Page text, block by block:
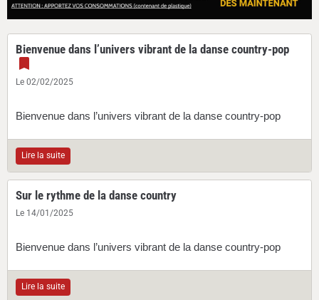
Bienvenue dans l’univers vibrant de la danse country-pop
Le 02/02/2025
Bienvenue dans l’univers vibrant de la danse country-pop
Lire la suite
Sur le rythme de la danse country
Le 14/01/2025
Bienvenue dans l’univers vibrant de la danse country-pop
Lire la suite